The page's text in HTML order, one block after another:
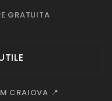
GRATUITA
CRAIOVA 📍